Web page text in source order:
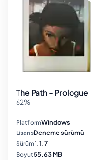
The Path - Prologue
62%
PlatformWindows
LisansDeneme sürümü
Sürüm1.1.7
Boyut55.63 MB